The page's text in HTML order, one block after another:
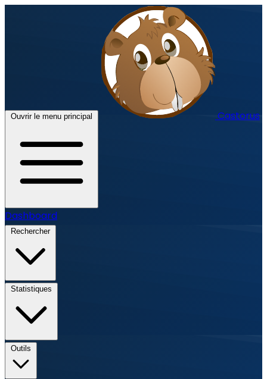
Ouvrir le menu principal Castorus
Dashboard
Rechercher
Statistiques
Outils